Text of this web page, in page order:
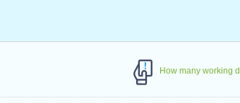
How many working